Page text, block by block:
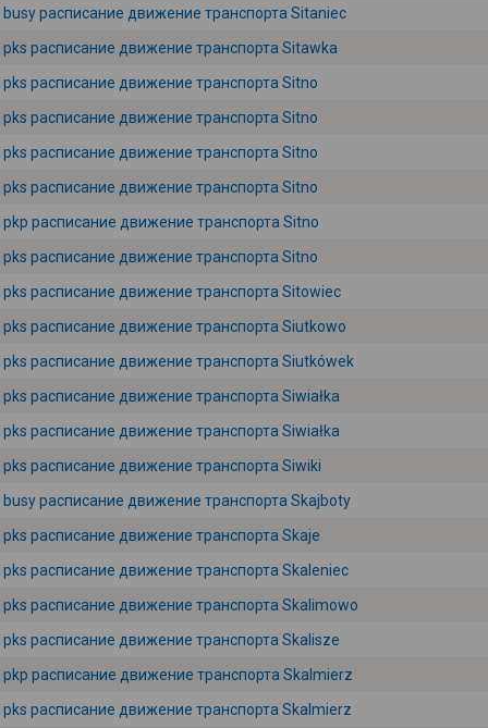
busy расписание движение транспорта Sitaniec
pks расписание движение транспорта Sitawka
pks расписание движение транспорта Sitno
pks расписание движение транспорта Sitno
pks расписание движение транспорта Sitno
pks расписание движение транспорта Sitno
pkp расписание движение транспорта Sitno
pks расписание движение транспорта Sitno
pks расписание движение транспорта Sitowiec
pks расписание движение транспорта Siutkowo
pks расписание движение транспорта Siutkówek
pks расписание движение транспорта Siwiałka
pks расписание движение транспорта Siwiałka
pks расписание движение транспорта Siwiki
busy расписание движение транспорта Skajboty
pks расписание движение транспорта Skaje
pks расписание движение транспорта Skaleniec
pks расписание движение транспорта Skalimowo
pks расписание движение транспорта Skalisze
pkp расписание движение транспорта Skalmierz
pks расписание движение транспорта Skalmierz